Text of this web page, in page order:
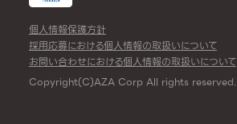
個人情報保護方針
採用応募における個人情報の取扱いについて
お問い合わせにおける個人情報の取扱いについて
Copyright(C)AZA Corp All rights reserved.